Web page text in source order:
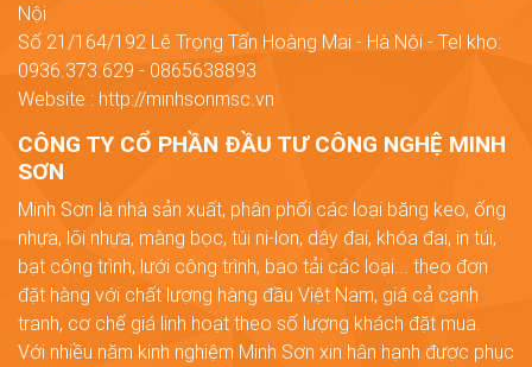
Nội
Số 21/164/192 Lê Trọng Tấn Hoàng Mai - Hà Nội - Tel kho:
0936.373.629 - 0865638893
Website : http://minhsonmsc.vn
CÔNG TY CỔ PHẦN ĐẦU TƯ CÔNG NGHỆ MINH
SƠN
Minh Sơn là nhà sản xuất, phân phối các loại băng keo, ống
nhựa, lõi nhựa, màng bọc, túi ni-lon, dây đai, khóa đai, in túi,
bạt công trình, lưới công trình, bao tải các loại... theo đơn
đặt hàng với chất lượng hàng đầu Việt Nam, giá cả cạnh
tranh, cơ chế giá linh hoạt theo số lượng khách đặt mua.
Với nhiều năm kinh nghiệm Minh Sơn xin hân hạnh được phục